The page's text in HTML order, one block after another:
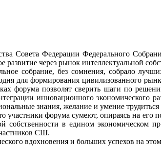
Совета Федерации Федерального
через рынок интеллектуальной
собрание, без сомнения, собрало
для формирования цивилизованного
форума позволят сверить шаги по
инновационного экономического
знания, желание и умение
участники форума сумеют, опираясь на его
собственности в едином экономическом
СШ.
вдохновения и больших успехов на